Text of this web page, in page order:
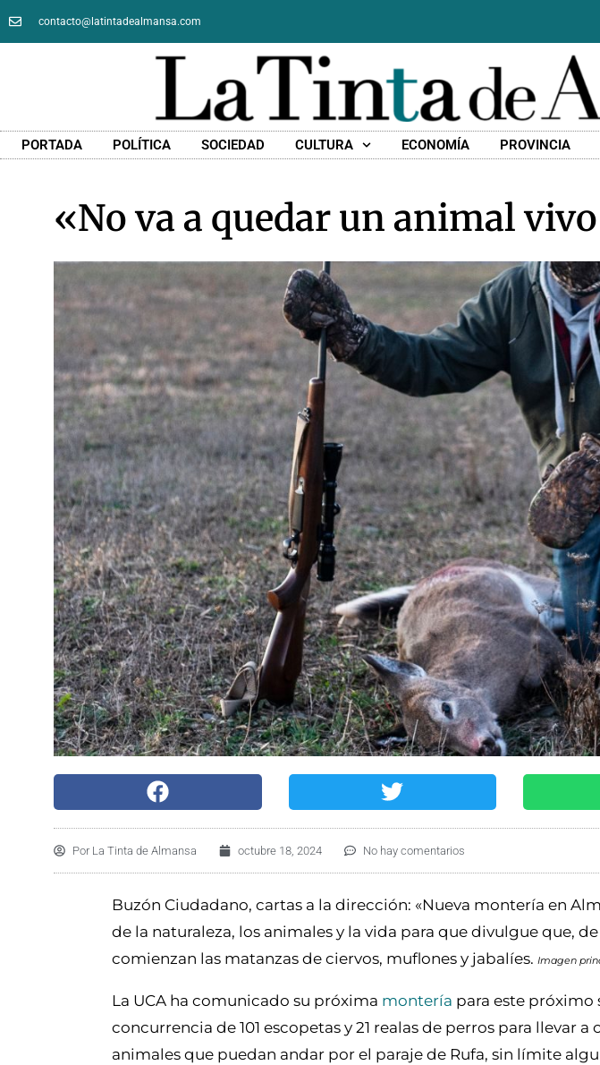
contacto@latintadealmansa.com
PORTADA POLÍTICA SOCIEDAD CULTURA ECONOMÍA PROVINCIA
«No va a quedar un animal
Por La Tinta de Almansa octubre 18, 2024 No hay comentarios
Buzón Ciudadano, cartas a la dirección: «Nueva montería en
de la naturaleza, los animales y la vida para que divulgue que,
comienzan las matanzas de ciervos, muflones y jabalíes. Imagen
La UCA ha comunicado su próxima montería para este próximo
concurrencia de 101 escopetas y 21 realas de perros para llevar
animales que puedan andar por el paraje de Rufa, sin límite